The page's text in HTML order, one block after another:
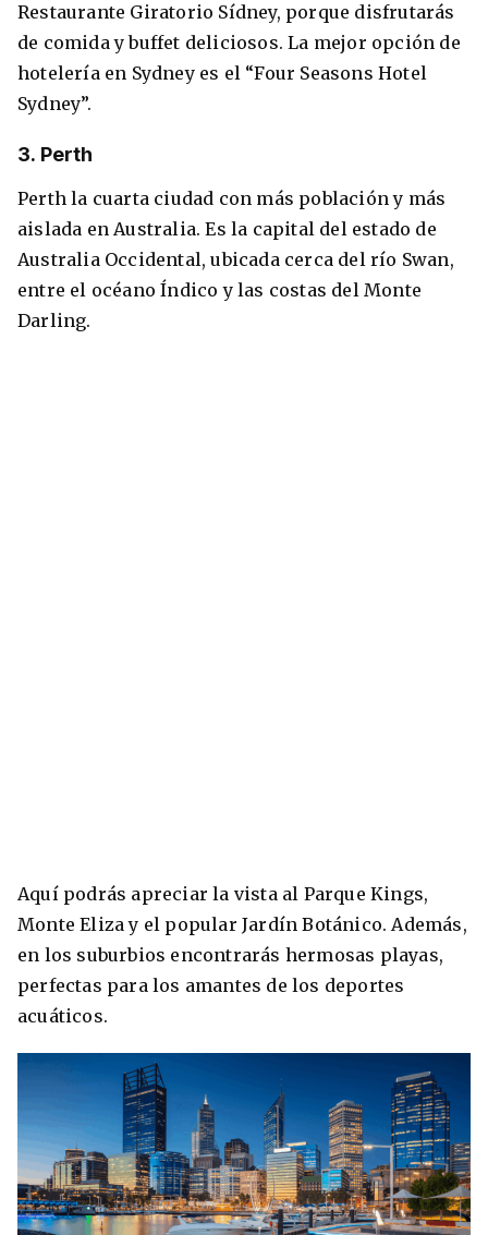
Restaurante Giratorio Sídney, porque disfrutarás
de comida y buffet deliciosos. La mejor opción de
hotelería en Sydney es el “Four Seasons Hotel
Sydney”.
3. Perth
Perth la cuarta ciudad con más población y más
aislada en Australia. Es la capital del estado de
Australia Occidental, ubicada cerca del río Swan,
entre el océano Índico y las costas del Monte
Darling.
Aquí podrás apreciar la vista al Parque Kings,
Monte Eliza y el popular Jardín Botánico. Además,
en los suburbios encontrarás hermosas playas,
perfectas para los amantes de los deportes
acuáticos.